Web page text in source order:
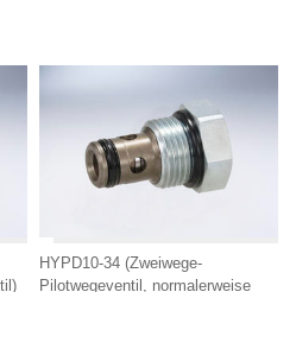
HYPD10-34 (Zweiwege-
Pilotwegeventil, normalerweise